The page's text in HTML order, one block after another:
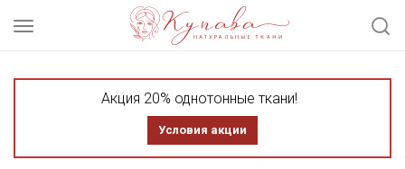
Акция 20% однотонные ткани!
Условия акции